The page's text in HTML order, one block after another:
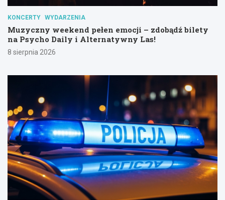
KONCERTY WYDARZENIA
Muzyczny weekend pełen emocji – zdobądź bilety
na Psycho Daily i Alternatywny Las!
8 sierpnia 2026